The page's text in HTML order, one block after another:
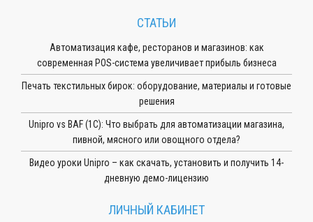
СТАТЬИ
Автоматизация кафе, ресторанов и магазинов: как
современная POS-система увеличивает прибыль бизнеса
Печать текстильных бирок: оборудование, материалы и готовые
решения
Unipro vs BAF (1С): Что выбрать для автоматизации магазина,
пивной, мясного или овощного отдела?
Видео уроки Unipro – как скачать, установить и получить 14-
дневную демо-лицензию
ЛИЧНЫЙ КАБИНЕТ